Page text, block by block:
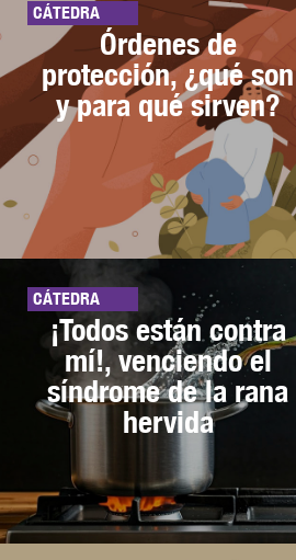
CÁTEDRA
Órdenes de
protección, ¿qué son
y para qué sirven?
CÁTEDRA
¡Todos están contra
mí!, venciendo el
síndrome de la rana
hervida